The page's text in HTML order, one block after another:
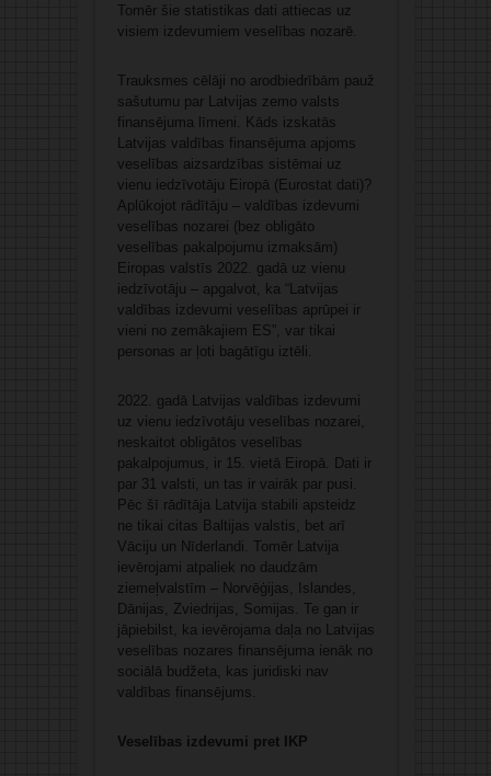
Tomēr šie statistikas dati attiecas uz
visiem izdevumiem veselības nozarē.
Trauksmes cēlāji no arodbiedrībām pauž
sašutumu par Latvijas zemo valsts
finansējuma līmeni. Kāds izskatās
Latvijas valdības finansējuma apjoms
veselības aizsardzības sistēmai uz
vienu iedzīvotāju Eiropā (Eurostat dati)?
Aplūkojot rādītāju – valdības izdevumi
veselības nozarei (bez obligāto
veselības pakalpojumu izmaksām)
Eiropas valstīs 2022. gadā uz vienu
iedzīvotāju – apgalvot, ka “Latvijas
valdības izdevumi veselības aprūpei ir
vieni no zemākajiem ES”, var tikai
personas ar ļoti bagātīgu iztēli.
2022. gadā Latvijas valdības izdevumi
uz vienu iedzīvotāju veselības nozarei,
neskaitot obligātos veselības
pakalpojumus, ir 15. vietā Eiropā. Dati ir
par 31 valsti, un tas ir vairāk par pusi.
Pēc šī rādītāja Latvija stabili apsteidz
ne tikai citas Baltijas valstis, bet arī
Vāciju un Nīderlandi. Tomēr Latvija
ievērojami atpaliek no daudzām
ziemeļvalstīm – Norvēģijas, Islandes,
Dānijas, Zviedrijas, Somijas. Te gan ir
jāpiebilst, ka ievērojama daļa no Latvijas
veselības nozares finansējuma ienāk no
sociālā budžeta, kas juridiski nav
valdības finansējums.
Veselības izdevumi pret IKP